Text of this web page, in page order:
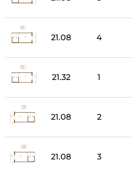
21.08 4
21.32 1
21.08 2
21.08 3